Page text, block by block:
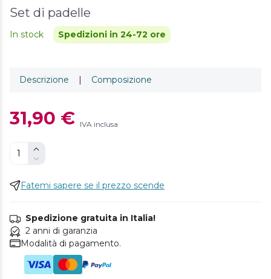
Set di padelle
In stock Spedizioni in 24-72 ore
Descrizione | Composizione
31,90 € IVA inclusa
Fatemi sapere se il prezzo scende
Spedizione gratuita in Italia!
2 anni di garanzia
Modalità di pagamento.